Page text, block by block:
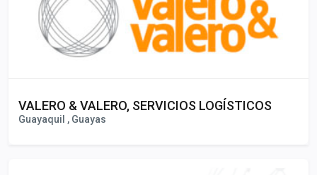
VALERO & VALERO, SERVICIOS LOGÍSTICOS
Guayaquil , Guayas